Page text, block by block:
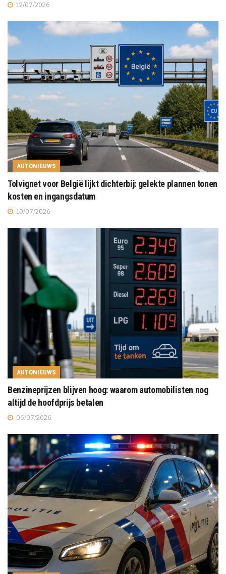
12/07/2026
AUTONIEUWS
Tolvignet voor België lijkt dichterbij: gelekte plannen tonen
kosten en ingangsdatum
10/07/2026
AUTONIEUWS
Benzineprijzen blijven hoog: waarom automobilisten nog
altijd de hoofdprijs betalen
06/07/2026